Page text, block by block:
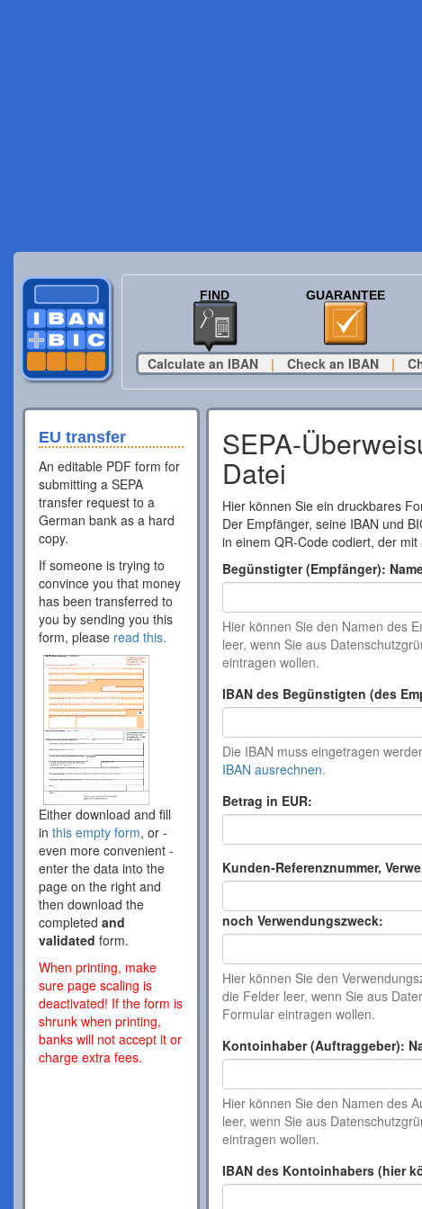
FIND GUARANTEE
Calculate an IBAN | Check an IBAN |
EU transfer
An editable PDF form for
submitting a SEPA
transfer request to a
German bank as a hard
copy.
If someone is trying to
convince you that money
has been transferred to
you by sending you this
form, please read this.
Either download and fill
in this empty form, or -
even more convenient -
enter the data into the
page on the right and
then download the
completed and
validated form.
When printing, make
sure page scaling is
deactivated! If the form is
shrunk when printing,
banks will not accept it or
charge extra fees.
SEPA-
Datei
Hier können Sie ein druckbares
Der Empfänger, seine IBAN und
in einem QR-Code codiert, der
Begünstigter (Empfänger):
Hier können Sie den Namen des
leer, wenn Sie aus
eintragen wollen.
IBAN des Begünstigten (des
Die IBAN muss eingetragen
IBAN ausrechnen.
Betrag in EUR:
Kunden-Referenznummer,
noch Verwendungszweck:
Hier können Sie den
die Felder leer, wenn Sie aus
Formular eintragen wollen.
Kontoinhaber (Auftraggeber):
Hier können Sie den Namen des
leer, wenn Sie aus
eintragen wollen.
IBAN des Kontoinhabers (hier